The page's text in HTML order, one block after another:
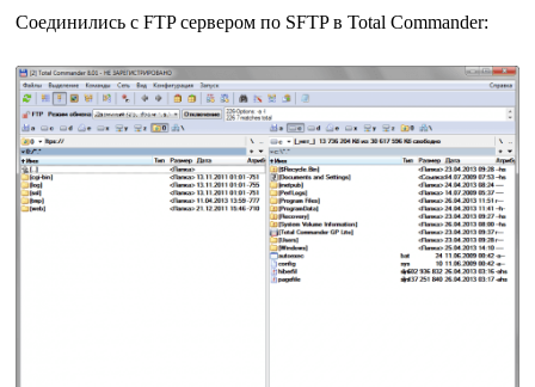
Соединились с FTP сервером по SFTP в Total Commander: